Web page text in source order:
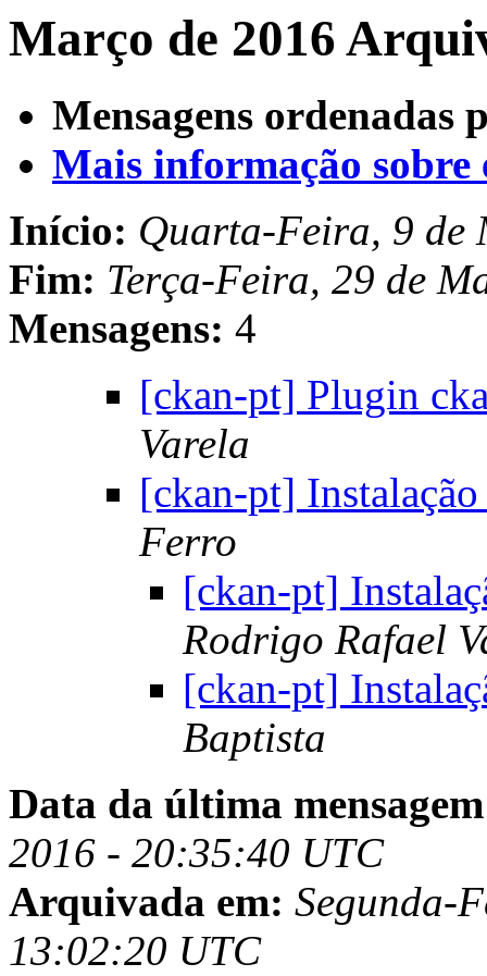
Março de 2016
Mensagens ordenadas
Mais informação sobre
Início: Quarta-Feira, 9 de
Fim: Terça-Feira, 29 de
Mensagens: 4
[ckan-pt] Plugin
Varela
[ckan-pt]
Ferro
[ckan-pt]
Rodrigo Rafael
[ckan-pt]
Baptista
Data da última
2016 - 20:35:40 UTC
Arquivada em: Segunda-
13:02:20 UTC